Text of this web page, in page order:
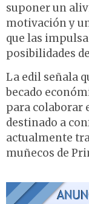
suponer un
motivación y
que las
posibilidades
La edil señala
becado
para colaborar
destinado a
actualmente
muñecos de